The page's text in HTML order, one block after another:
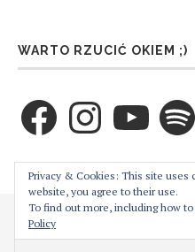
WARTO RZUCIĆ OKIEM ;)
FacebookInstagramYouTube Spotify
ZAPRENUMERUJ TEN
Wprowadź swój adres
Cześć! Moja strona używa
działania. Podejrzewam, że
Privacy & Cookies: This site uses
website, you agree to their use.
To find out more, including how
Policy